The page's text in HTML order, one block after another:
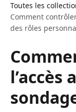
Toutes les
Comment
des rôles
l’accès